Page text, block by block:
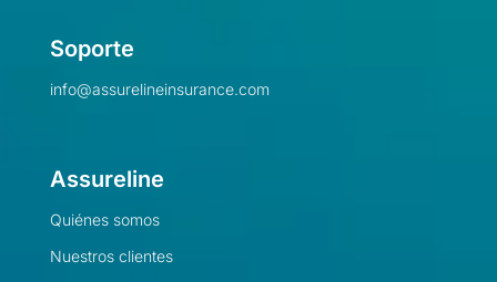
Soporte
info@assurelineinsurance.com
Assureline
Quiénes somos
Nuestros clientes